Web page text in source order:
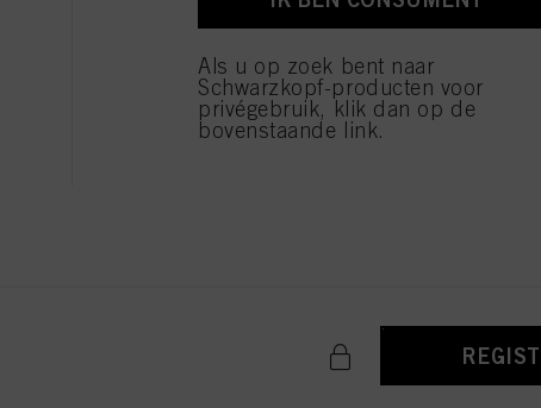
Als u op zoek bent naar
Schwarzkopf-producten voor
privégebruik, klik dan op de
bovenstaande link.
u deze website aan te kunnen bieden..